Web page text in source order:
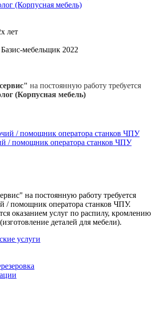
(Корпусная мебель)
лет
мебельщик 2022
" на постоянную работу требуется
(Корпусная мебель)
/ помощник оператора станков ЧПУ
на постоянную работу требуется
/ помощник оператора станков ЧПУ.
оказанием услуг по распилу, кромлению
деталей для мебели).
услуги